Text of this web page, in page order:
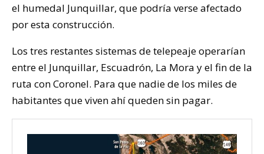
el humedal Junquillar, que podría verse afectado
por esta construcción.
Los tres restantes sistemas de telepeaje operarían
entre el Junquillar, Escuadrón, La Mora y el fin de la
ruta con Coronel. Para que nadie de los miles de
habitantes que viven ahí queden sin pagar.